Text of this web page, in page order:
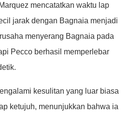
mencatatkan waktu lap
jarak dengan Bagnaia menjadi
menyerang Bagnaia pada
Pecco berhasil memperlebar
kesulitan yang luar biasa
ketujuh, menunjukkan bahwa ia